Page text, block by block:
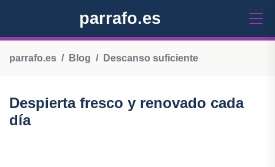
parrafo.es
parrafo.es Blog Descanso suficiente
Despierta fresco y renovado cada
día